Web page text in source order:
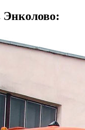
Энколово: